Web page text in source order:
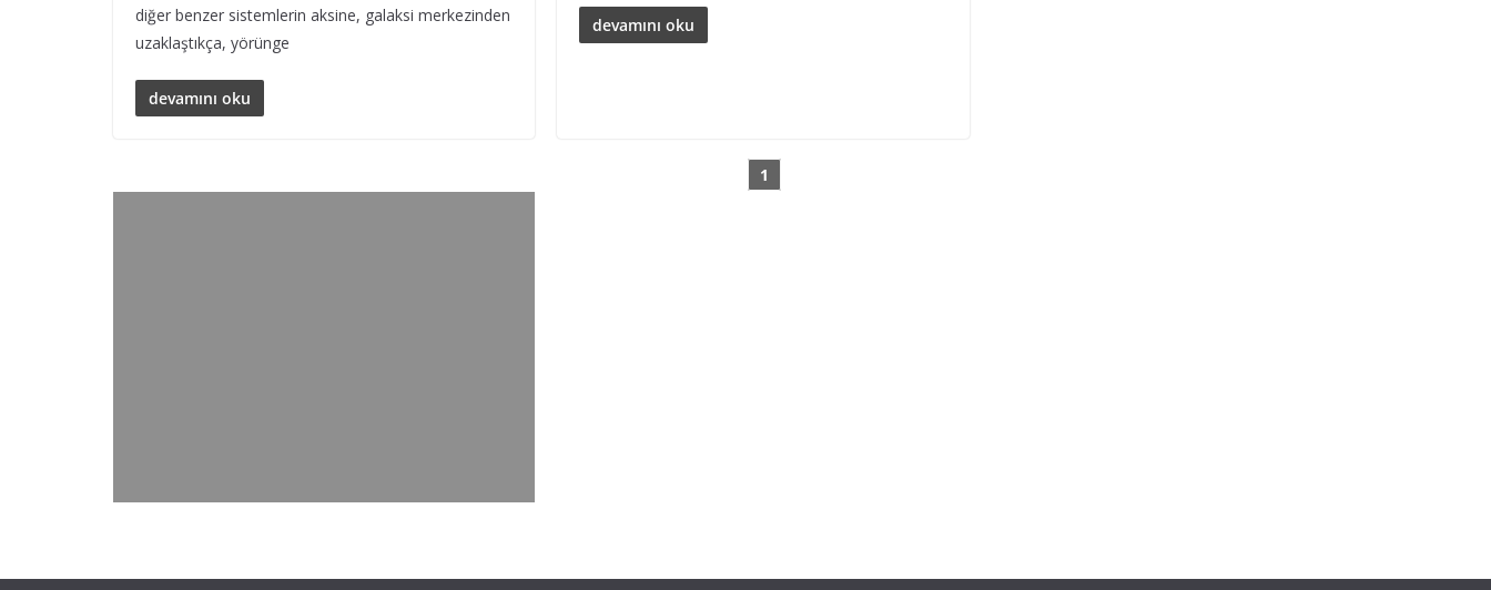
diğer benzer sistemlerin aksine, galaksi merkezinden
uzaklaştıkça, yörünge
devamını oku
devamını oku
1